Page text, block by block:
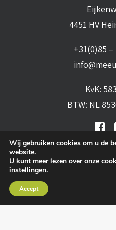
4451 HV
+31(0)85 –
KvK:
BTW: NL
leveringsvoorwaarden
Wij gebruiken cookies om u de
website.
U kunt meer lezen over onze
instellingen.
Accept